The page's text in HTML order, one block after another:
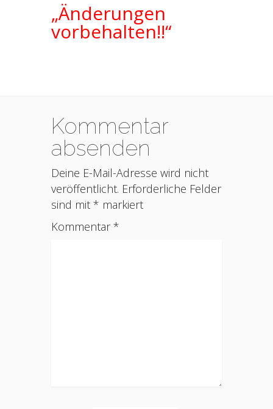
„Änderungen
vorbehalten!!“
Kommentar
absenden
Deine E-Mail-Adresse wird nicht
veröffentlicht. Erforderliche Felder
sind mit * markiert
Kommentar*